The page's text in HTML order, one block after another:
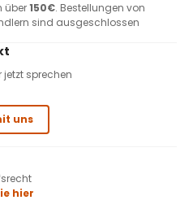
über150€. Bestellungen von
sind ausgeschlossen
jetzt sprechen
uns
hier